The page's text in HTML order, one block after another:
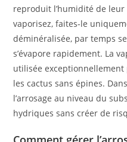
reproduit l’humidité de
vaporisez, faites-le
déminéralisée, par temps
s’évapore rapidement. La
utilisée
les cactus sans épines.
l’arrosage au niveau du
hydriques sans créer de